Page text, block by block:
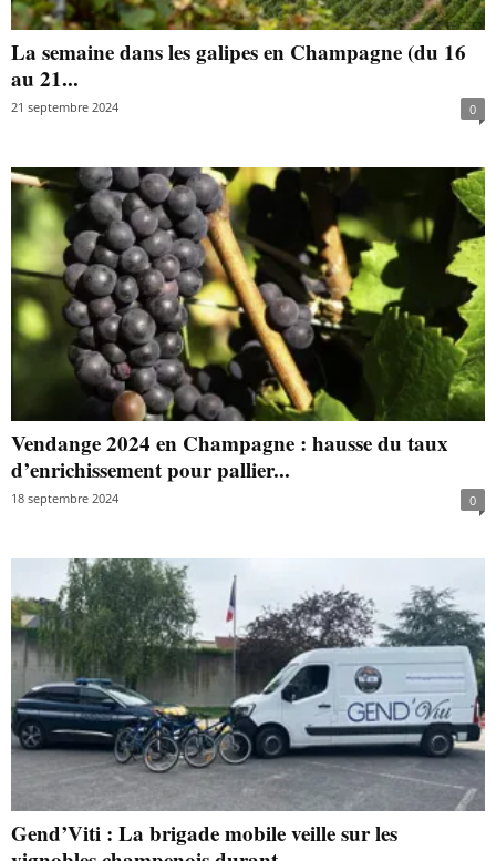
La semaine dans les galipes en Champagne (du 16
au 21...
21 septembre 2024 0
Vendange 2024 en Champagne : hausse du taux
d’enrichissement pour pallier...
18 septembre 2024 0
Gend’Viti : La brigade mobile veille sur les